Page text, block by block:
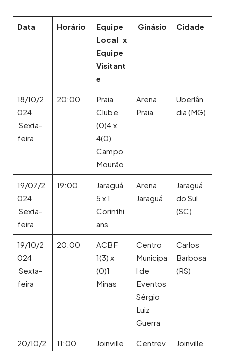
Data Horário
Equipe
Local x
Equipe
Visitant
e
Ginásio Cidade
18/10/2
024
Sexta-
feira
20:00
Praia
Clube
(0)4 x
4(0)
Campo
Mourão
Arena
Praia
Uberlân
dia (MG)
19/07/2
024
Sexta-
feira
19:00
Jaraguá
5 x 1
Corinthi
ans
Arena
Jaraguá
Jaraguá
do Sul
(SC)
19/10/2
024
Sexta-
feira
20:00
ACBF
1(3) x
(0)1
Minas
Centro
Municipa
l de
Eventos
Sérgio
Luiz
Guerra
Carlos
Barbosa
(RS)
20/10/2
11:00
Joinville
Centrev
Joinville